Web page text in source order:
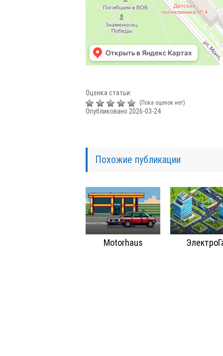
Оценка статьи:
(Пока оценок нет)
Опубликовано 2026-03-24
Похожие публикации
Motorhaus